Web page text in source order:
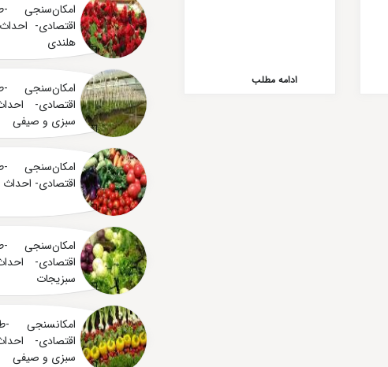
ادامه مطلب
امکان‌سنجی
اقتصادی-
هلندی
امکان‌سنجی
اقتصادی-
سبزی و صیفی
امکان‌سنجی
اقتصادی-
امکان‌سنجی
اقتصادی-
سبزیجات
امکانسنجی
اقتصادی-
سبزی و صیفی